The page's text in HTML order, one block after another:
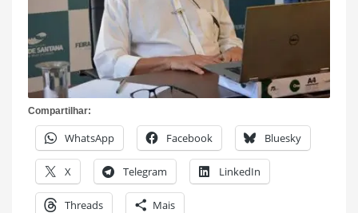
Compartilhar:
WhatsApp Facebook Bluesky
X Telegram LinkedIn
Threads Mais